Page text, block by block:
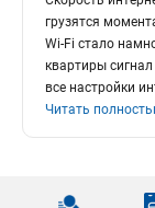
грузятся
Wi-Fi стало
квартиры
все настройки
Читать